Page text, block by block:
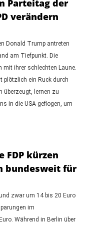
Parteitag der
verändern
Donald Trump antreten
am Tiefpunkt. Die
mit ihrer schlechten Laune.
plötzlich ein Ruck durch
überzeugt, lernen zu
in die USA geflogen, um
FDP kürzen
bundesweit für
zwar um 14 bis 20 Euro
im
Während in Berlin über